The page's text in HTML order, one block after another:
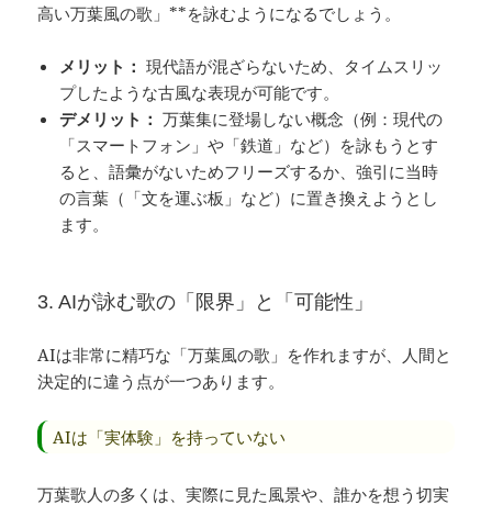
高い万葉風の歌」**を詠むようになるでしょう。
メリット： 現代語が混ざらないため、タイムスリッ
プしたような古風な表現が可能です。
デメリット： 万葉集に登場しない概念（例：現代の
「スマートフォン」や「鉄道」など）を詠もうとす
ると、語彙がないためフリーズするか、強引に当時
の言葉（「文を運ぶ板」など）に置き換えようとし
ます。
3. AIが詠む歌の「限界」と「可能性」
AIは非常に精巧な「万葉風の歌」を作れますが、人間と
決定的に違う点が一つあります。
AIは「実体験」を持っていない
万葉歌人の多くは、実際に見た風景や、誰かを想う切実